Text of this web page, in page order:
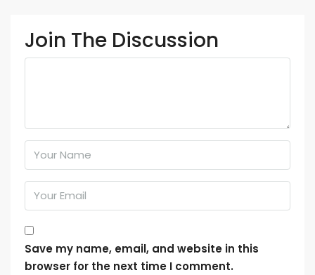
Join The Discussion
Save my name, email, and website in this
browser for the next time I comment.